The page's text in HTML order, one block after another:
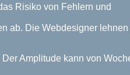
Risiko von Fehlern und
ab. Die Webdesigner lehnen
Amplitude kann von